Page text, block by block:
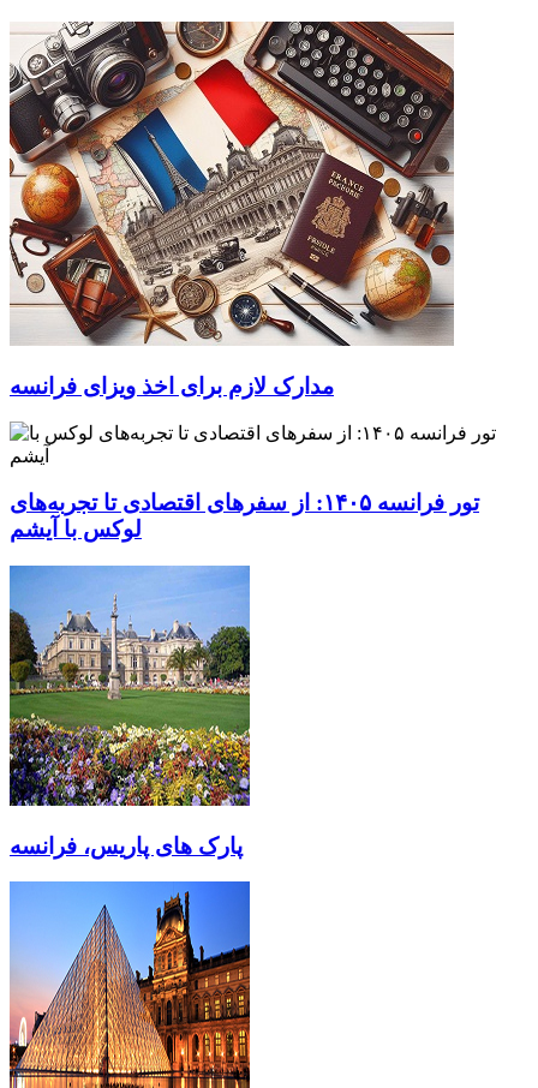
مدارک لازم برای اخذ ویزای فرانسه
تور فرانسه ۱۴۰۵: از سفرهای اقتصادی تا تجربه‌های
لوکس با آیشم
پارک های پاریس، فرانسه